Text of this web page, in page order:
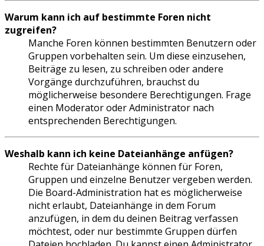
Warum kann ich auf bestimmte Foren nicht
zugreifen?
Manche Foren können bestimmten Benutzern oder
Gruppen vorbehalten sein. Um diese einzusehen,
Beiträge zu lesen, zu schreiben oder andere
Vorgänge durchzuführen, brauchst du
möglicherweise besondere Berechtigungen. Frage
einen Moderator oder Administrator nach
entsprechenden Berechtigungen.
Weshalb kann ich keine Dateianhänge anfügen?
Rechte für Dateianhänge können für Foren,
Gruppen und einzelne Benutzer vergeben werden.
Die Board-Administration hat es möglicherweise
nicht erlaubt, Dateianhänge in dem Forum
anzufügen, in dem du deinen Beitrag verfassen
möchtest, oder nur bestimmte Gruppen dürfen